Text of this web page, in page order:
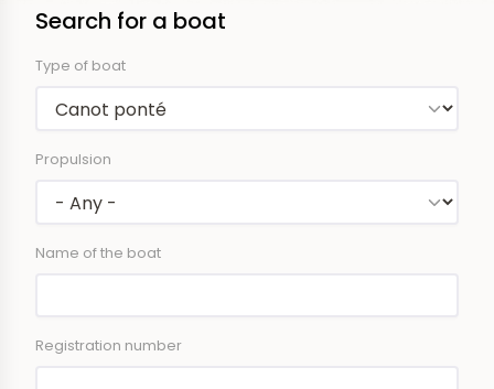
Search for a boat
Type of boat
Propulsion
Name of the boat
Registration number